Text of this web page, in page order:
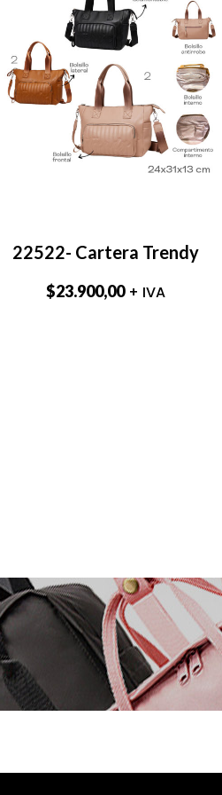
22522- Cartera Trendy
$23.900,00 + IVA